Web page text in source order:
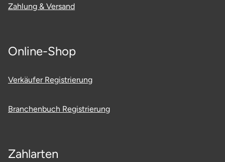
Zahlung & Versand
Online-Shop
Verkäufer Registrierung
Branchenbuch Registrierung
Zahlarten
Rendsburg Eckernförde